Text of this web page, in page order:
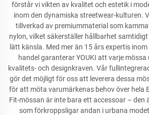
förstår vi vikten av kvalitet och estetik i
inom den dynamiska streetwear-kulturen.
tillverkad av premiummaterial som
nylon, vilket säkerställer hållbarhet samtidigt
lätt känsla. Med mer än 15 års expertis
handel garanterar YOUKI att varje
kvalitets- och designkraven. Vår
gör det möjligt för oss att leverera dessa
för att möta varumärkenas behov över hela
Fit-mössan är inte bara ett accessoar – den
som förkroppsligar andan i urbana